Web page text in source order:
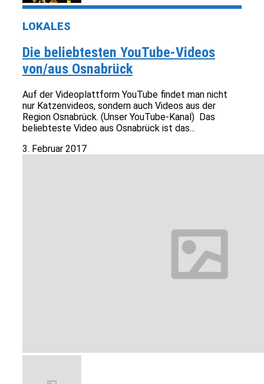
LOKALES
Die beliebtesten YouTube-Videos
von/aus Osnabrück
Auf der Videoplattform YouTube findet man nicht
nur Katzenvideos, sondern auch Videos aus der
Region Osnabrück. (Unser YouTube-Kanal) Das
beliebteste Video aus Osnabrück ist das...
3. Februar 2017